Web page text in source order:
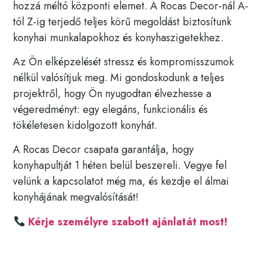
hozzá méltó központi elemet. A Rocas Decor-nál A-
tól Z-ig terjedő teljes körű megoldást biztosítunk
konyhai munkalapokhoz és konyhaszigetekhez.
Az Ön elképzelését stressz és kompromisszumok
nélkül valósítjuk meg. Mi gondoskodunk a teljes
projektről, hogy Ön nyugodtan élvezhesse a
végeredményt: egy elegáns, funkcionális és
tökéletesen kidolgozott konyhát.
A Rocas Decor csapata garantálja, hogy
konyhapultját 1 héten belül beszereli. Vegye fel
velünk a kapcsolatot még ma, és kezdje el álmai
konyhájának megvalósítását!
Kérje személyre szabott ajánlatát most!